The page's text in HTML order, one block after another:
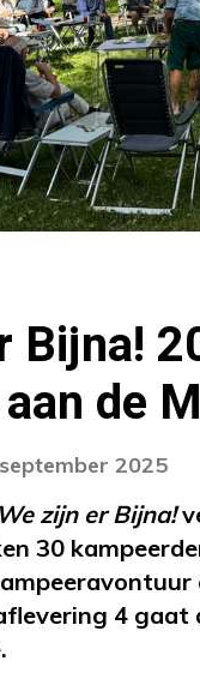
Bijna!
de
2025
We zijn er Bijna!
30
4 gaat